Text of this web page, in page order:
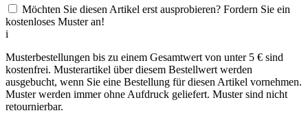
Möchten Sie diesen Artikel erst ausprobieren? Fordern Sie ein
kostenloses Muster an!
i
Musterbestellungen bis zu einem Gesamtwert von unter 5 € sind
kostenfrei. Musterartikel über diesem Bestellwert werden
ausgebucht, wenn Sie eine Bestellung für diesen Artikel vornehmen.
Muster werden immer ohne Aufdruck geliefert. Muster sind nicht
retournierbar.